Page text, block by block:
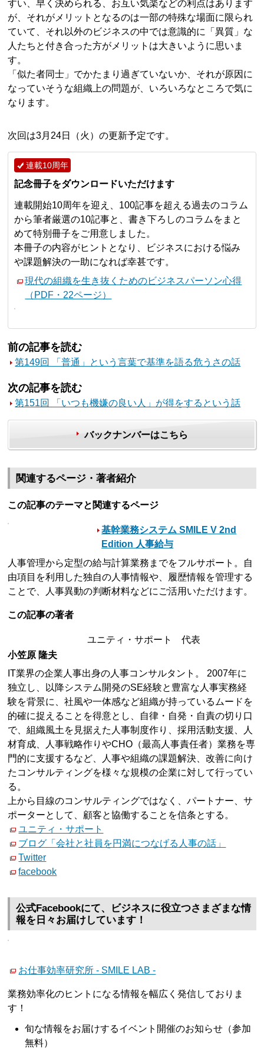
すい、早く決められる、お互い気楽などの利点はあります
が、それがメリットとなるのは一部の特殊な場面に限られ
ていて、それ以外のビジネスの中では意識的に「異質」な
人たちと付き合った方がメリットは大きいように思いま
す。
「似た者同士」でかたまり過ぎていないか、それが原因に
なっていそうな組織上の問題が、いろいろなところで気に
なります。
次回は3月24日（火）の更新予定です。
連載10周年
記念冊子をダウンロードいただけます
連載開始10周年を迎え、100記事を超える過去のコラム
から筆者厳選の10記事と、書き下ろしのコラムをまと
めて特別冊子をご用意しました。
本冊子の内容がヒントとなり、ビジネスにおける悩み
や課題解決の一助になれば幸甚です。
現代の組織を生き抜くためのビジネスパーソン心得
（PDF・22ページ）
前の記事を読む
第149回 「普通」という言葉で基準を語る危うさの話
次の記事を読む
第151回 「いつも機嫌の良い人」が得をするという話
バックナンバーはこちら
関連するページ・著者紹介
この記事のテーマと関連するページ
基幹業務システム SMILE V 2nd
Edition 人事給与
人事管理から定型の給与計算業務までをフルサポート。自
由項目を利用した独自の人事情報や、履歴情報を管理する
ことで、人事異動の判断材料などにご活用いただけます。
この記事の著者
ユニティ・サポート 代表
小笠原 隆夫
IT業界の企業人事出身の人事コンサルタント。 2007年に
独立し、以降システム開発のSE経験と豊富な人事実務経
験を背景に、社風や一体感など組織が持っているムードを
的確に捉えることを得意とし、自律・自発・自責の切り口
で、組織風土を見据えた人事制度作り、採用活動支援、人
材育成、人事戦略作りやCHO（最高人事責任者）業務を専
門的に支援するなど、人事や組織の課題解決、改善に向け
たコンサルティングを様々な規模の企業に対して行ってい
る。
上から目線のコンサルティングではなく、パートナー、サ
ポーターとして、顧客と協働することを信条とする。
ユニティ・サポート
ブログ「会社と社員を円満につなげる人事の話」
Twitter
facebook
公式Facebookにて、ビジネスに役立つさまざまな情
報を日々お届けしています！
お仕事効率研究所 - SMILE LAB -
業務効率化のヒントになる情報を幅広く発信しておりま
す！
旬な情報をお届けするイベント開催のお知らせ（参加
無料）